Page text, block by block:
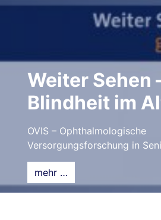
Weiter Sehen
Blindheit im
OVIS – Ophthalmologische
Versorgungsforschung in
mehr …